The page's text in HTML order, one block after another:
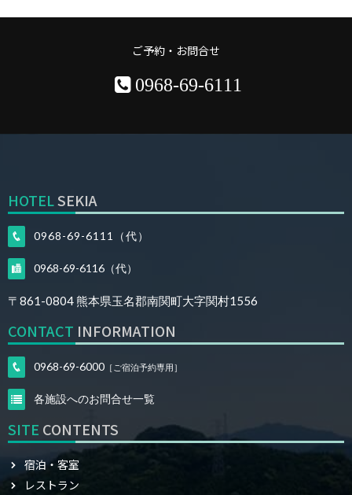
ご予約・お問合せ
0968-69-6111
HOTELSEKIA
0968-69-6111（代）
0968-69-6116（代）
〒861-0804熊本県玉名郡南関町大字関村1556
CONTACT INFORMATION
0968-69-6000 ［ご宿泊予約専用］
各施設へのお問合せ一覧
SITE CONTENTS
宿泊・客室
レストラン